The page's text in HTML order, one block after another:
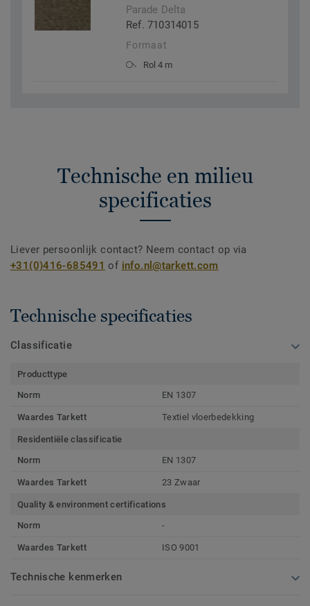
Parade Delta
Ref. 710314015
Formaat
Rol 4 m
Technische en milieu
specificaties
Liever persoonlijk contact? Neem contact op via
+31(0)416-685491 of info.nl@tarkett.com
Technische specificaties
Classificatie
Producttype
Norm
EN 1307
Waardes Tarkett Textiel vloerbedekking
Residentiële classificatie
Norm
EN 1307
Waardes Tarkett 23 Zwaar
Quality & environment certifications
Norm
-
Waardes Tarkett ISO 9001
Technische kenmerken